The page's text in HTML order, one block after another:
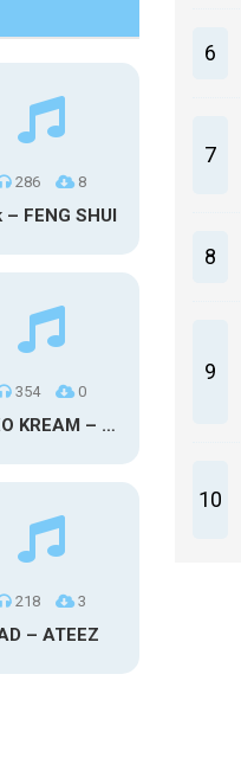
286 8
– FENG SHUI
354 0
MAXO KREAM – 6 MONTHS CLEAN
218 3
– ATEEZ
6
7
8
9
10